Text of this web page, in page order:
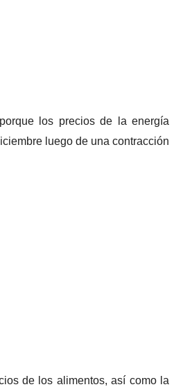
los precios de la energía
luego de una contracción
de los alimentos, así como la